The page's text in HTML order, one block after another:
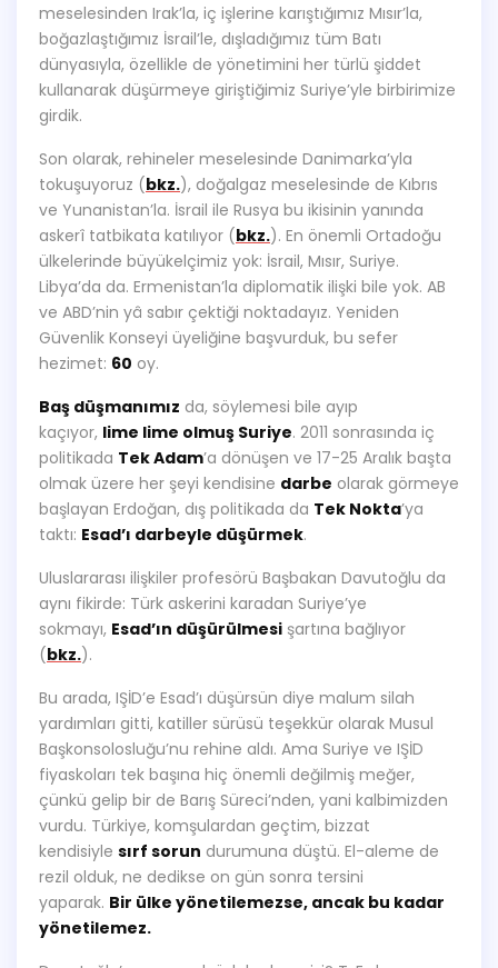
meselesinden Irak’la, iç işlerine karıştığımız Mısır’la,
boğazlaştığımız İsrail’le, dışladığımız tüm Batı
dünyasıyla, özellikle de yönetimini her türlü şiddet
kullanarak düşürmeye giriştiğimiz Suriye’yle birbirimize
girdik.
Son olarak, rehineler meselesinde Danimarka’yla
tokuşuyoruz (bkz.), doğalgaz meselesinde de Kıbrıs
ve Yunanistan’la. İsrail ile Rusya bu ikisinin yanında
askerî tatbikata katılıyor (bkz.). En önemli Ortadoğu
ülkelerinde büyükelçimiz yok: İsrail, Mısır, Suriye.
Libya’da da. Ermenistan’la diplomatik ilişki bile yok. AB
ve ABD’nin yâ sabır çektiği noktadayız. Yeniden
Güvenlik Konseyi üyeliğine başvurduk, bu sefer
hezimet: 60 oy.
Baş düşmanımız da, söylemesi bile ayıp
kaçıyor, lime lime olmuş Suriye. 2011 sonrasında iç
politikada Tek Adam’a dönüşen ve 17-25 Aralık başta
olmak üzere her şeyi kendisine darbe olarak görmeye
başlayan Erdoğan, dış politikada da Tek Nokta’ya
taktı: Esad’ı darbeyle düşürmek.
Uluslararası ilişkiler profesörü Başbakan Davutoğlu da
aynı fikirde: Türk askerini karadan Suriye’ye
sokmayı, Esad’ın düşürülmesi şartına bağlıyor
(bkz.).
Bu arada, IŞİD’e Esad’ı düşürsün diye malum silah
yardımları gitti, katiller sürüsü teşekkür olarak Musul
Başkonsolosluğu’nu rehine aldı. Ama Suriye ve IŞİD
fiyaskoları tek başına hiç önemli değilmiş meğer,
çünkü gelip bir de Barış Süreci’nden, yani kalbimizden
vurdu. Türkiye, komşulardan geçtim, bizzat
kendisiyle sırf sorun durumuna düştü. El-aleme de
rezil olduk, ne dedikse on gün sonra tersini
yaparak. Bir ülke yönetilemezse, ancak bu kadar
yönetilemez.